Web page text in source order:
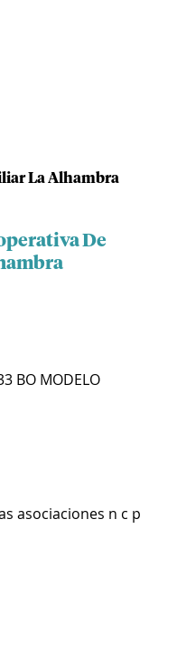
La Alhambra
De
BO MODELO
asociaciones n c p